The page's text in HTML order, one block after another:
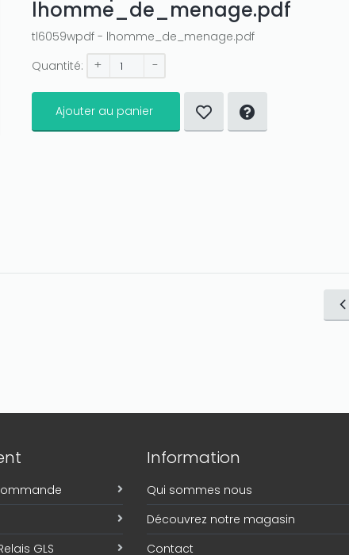
lhomme_de_menage.pdf
tl6059wpdf - lhomme_de_menage.pdf
Quantité:
+ -
Ajouter au panier
GLS
Information
Qui sommes nous
Découvrez notre magasin
Contact